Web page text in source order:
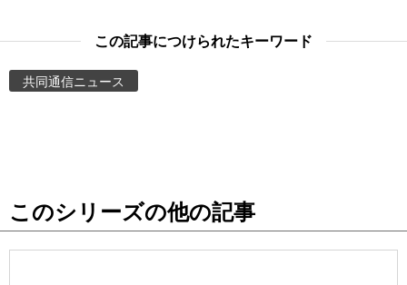
お知らせ
この記事につけられたキーワード
共同通信ニュース
このシリーズの他の記事